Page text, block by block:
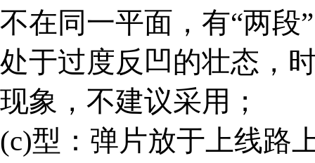
不在同一平面，有“两段
处于过度反凹的壮态，
现象，不建议采用；
(c)型：弹片放于上线路